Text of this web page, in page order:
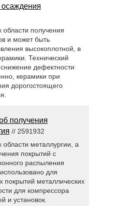
осаждения
области получения
и может быть
высокоплотной, в
Технический
дефектности
керамики при
дорогостоящего
получения
// 2591932
области металлургии, а
покрытий с
распыления
для
покрытий металлических
для компрессора
и установок.